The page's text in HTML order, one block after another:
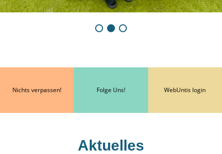
Nichts verpassen! Folge Uns! WebUntis login
Aktuelles